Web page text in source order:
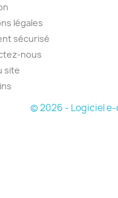
légales
sécurisé
nous
site
© 2026 - Logiciel